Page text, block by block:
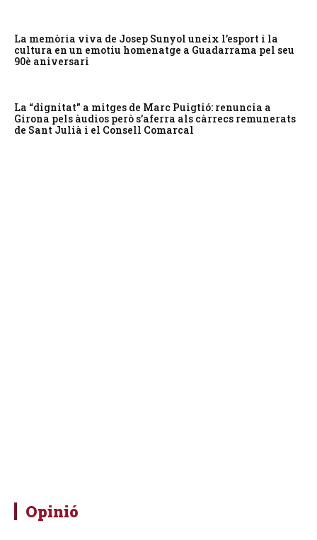
La memòria viva de Josep Sunyol uneix l’esport i la
cultura en un emotiu homenatge a Guadarrama pel seu
90è aniversari
La “dignitat” a mitges de Marc Puigtió: renuncia a
Girona pels àudios però s’aferra als càrrecs remunerats
de Sant Julià i el Consell Comarcal
Opinió